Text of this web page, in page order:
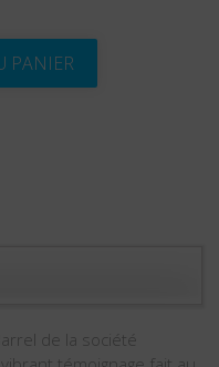
PANIER
de la société